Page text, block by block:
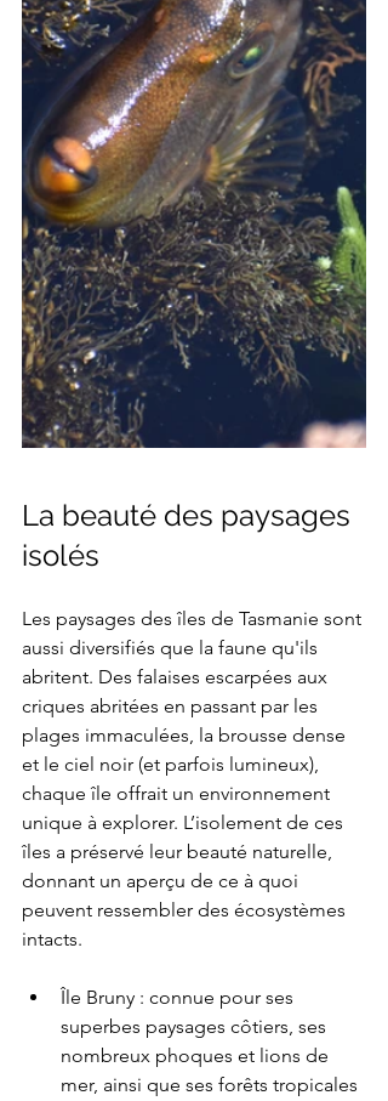
La beauté des paysages
isolés
Les paysages des îles de Tasmanie sont
aussi diversifiés que la faune qu'ils
abritent. Des falaises escarpées aux
criques abritées en passant par les
plages immaculées, la brousse dense
et le ciel noir (et parfois lumineux),
chaque île offrait un environnement
unique à explorer. L’isolement de ces
îles a préservé leur beauté naturelle,
donnant un aperçu de ce à quoi
peuvent ressembler des écosystèmes
intacts.
Île Bruny : connue pour ses
superbes paysages côtiers, ses
nombreux phoques et lions de
mer, ainsi que ses forêts tropicales